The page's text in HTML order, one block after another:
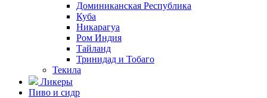
Доминиканская Республика
Куба
Никарагуа
Ром Индия
Тайланд
Тринидад и Тобаго
Текила
Ликеры
Пиво и сидр